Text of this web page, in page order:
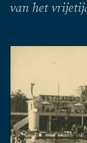
van het